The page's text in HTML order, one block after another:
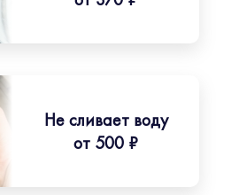
Не сливает воду
от 500 ₽